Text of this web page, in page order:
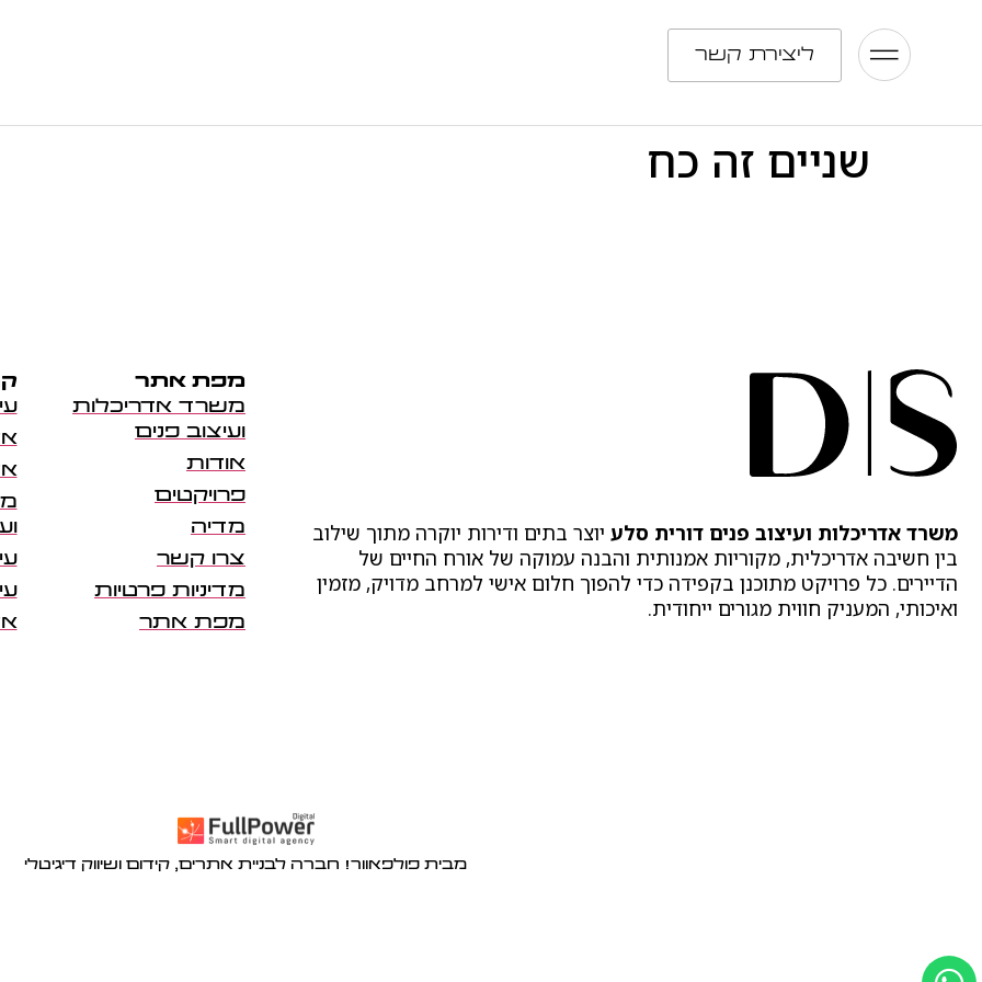
ליצירת קשר
שניים זה כח
משרד אדריכלות ועיצוב פנים דורית סלע יוצר בתים ודירות יוקרה מתוך שילוב
בין חשיבה אדריכלית, מקוריות אמנותית והבנה עמוקה של אורח החיים של
הדיירים. כל פרויקט מתוכנן בקפידה כדי להפוך חלום אישי למרחב מדויק, מזמין
ואיכותי, המעניק חווית מגורים ייחודית.
מפת אתר
משרד אדריכלות
ועיצוב פנים
אודות
פרויקטים
מדיה
צרו קשר
מדיניות פרטיות
מפת אתר
מבית פולפאוור! חברה לבניית אתרים, קידום ושיווק דיגיטלי